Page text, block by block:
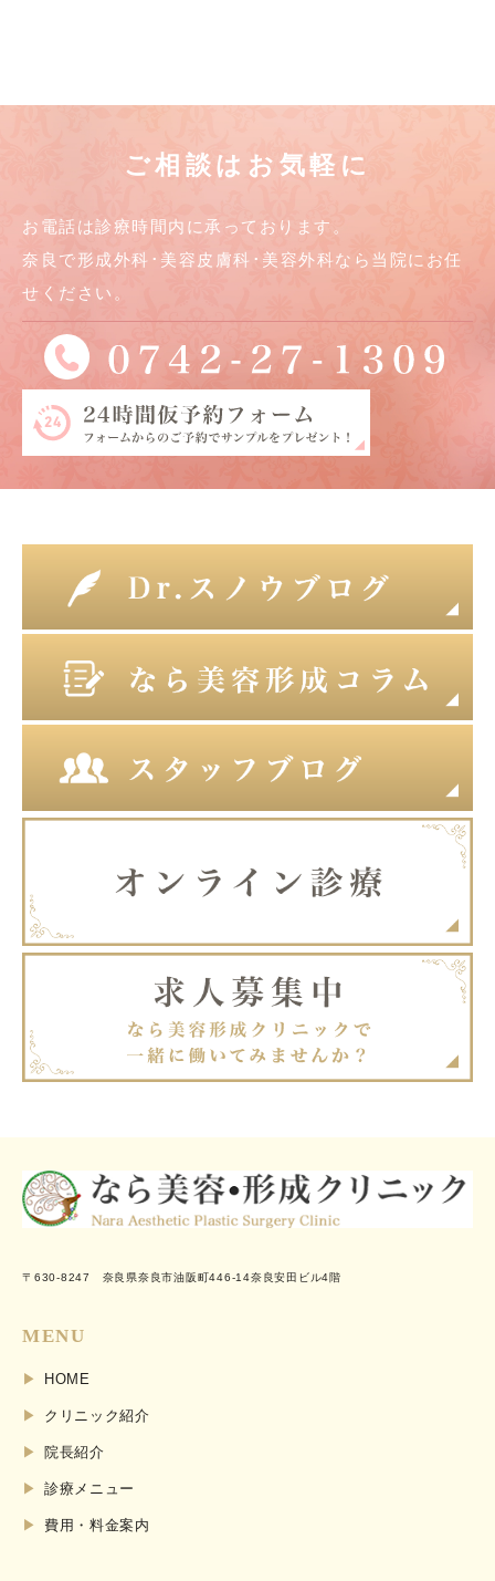
ご相談はお気軽に
お電話は診療時間内に承っております。
奈良で形成外科･美容皮膚科･美容外科なら当院にお任
せください。
〒630-8247 奈良県奈良市油阪町446-14奈良安田ビル4階
MENU
HOME
クリニック紹介
院長紹介
診療メニュー
費用・料金案内